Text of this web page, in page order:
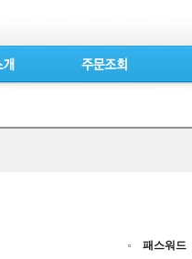
패스워드